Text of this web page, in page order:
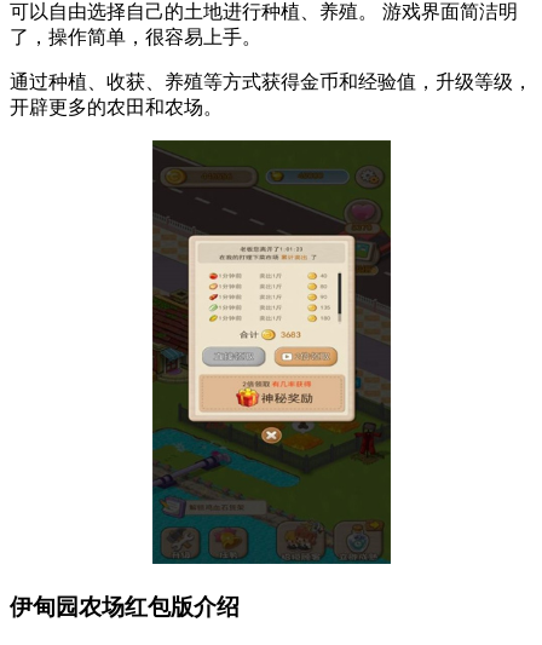
可以自由选择自己的土地进行种植、养殖。 游戏界面简洁明
了，操作简单，很容易上手。
通过种植、收获、养殖等方式获得金币和经验值，升级等级，
开辟更多的农田和农场。
伊甸园农场红包版介绍